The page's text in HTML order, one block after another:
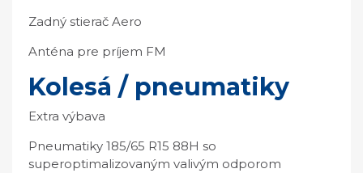
Zadný stierač Aero
Anténa pre príjem FM
Kolesá / pneumatiky
Extra výbava
Pneumatiky 185/65 R15 88H so
superoptimalizovaným valivým odporom